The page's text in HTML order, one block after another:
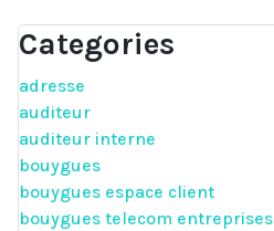
Categories
adresse
auditeur
auditeur interne
bouygues
bouygues espace client
bouygues telecom entreprises